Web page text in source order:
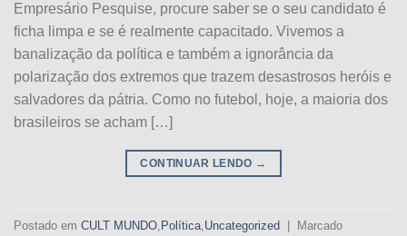
Empresário Pesquise, procure saber se o seu candidato é
ficha limpa e se é realmente capacitado. Vivemos a
banalização da política e também a ignorância da
polarização dos extremos que trazem desastrosos heróis e
salvadores da pátria. Como no futebol, hoje, a maioria dos
brasileiros se acham […]
CONTINUAR LENDO →
Postado em CULT MUNDO Política Uncategorized | Marcado